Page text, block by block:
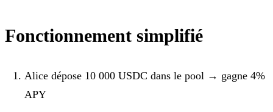
Fonctionnement simplifié
Alice dépose 10 000 USDC dans le pool → gagne 4%
APY